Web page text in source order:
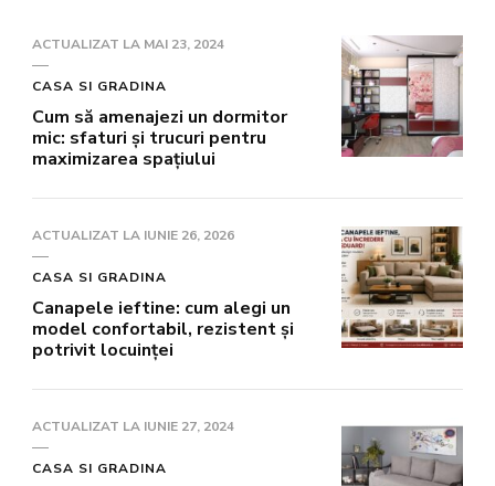
ACTUALIZAT LA MAI 23, 2024
CASA SI GRADINA
Cum să amenajezi un dormitor
mic: sfaturi și trucuri pentru
maximizarea spațiului
ACTUALIZAT LA IUNIE 26, 2026
CASA SI GRADINA
Canapele ieftine: cum alegi un
model confortabil, rezistent și
potrivit locuinței
ACTUALIZAT LA IUNIE 27, 2024
CASA SI GRADINA